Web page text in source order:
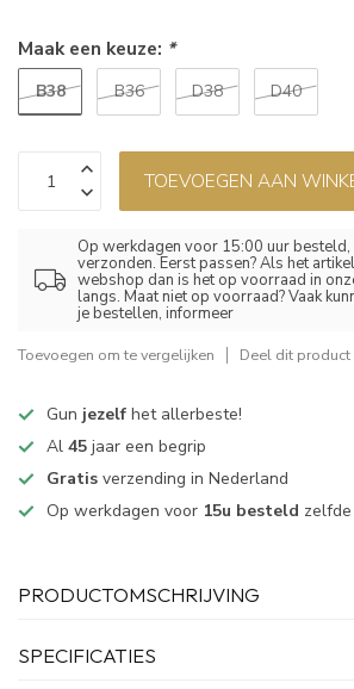
Maak een keuze: *
B38 B36 D38 D40
TOEVOEGEN AAN
Op werkdagen voor 15:00 uur
verzonden. Eerst passen? Als het
webshop dan is het op voorraad in
langs. Maat niet op voorraad? Vaak
je bestellen, informeer
Toevoegen om te vergelijken Deel dit product
Gun jezelf het allerbeste!
Al 45 jaar een begrip
Gratis verzending in Nederland
Op werkdagen voor 15u besteld
PRODUCTOMSCHRIJVING
SPECIFICATIES